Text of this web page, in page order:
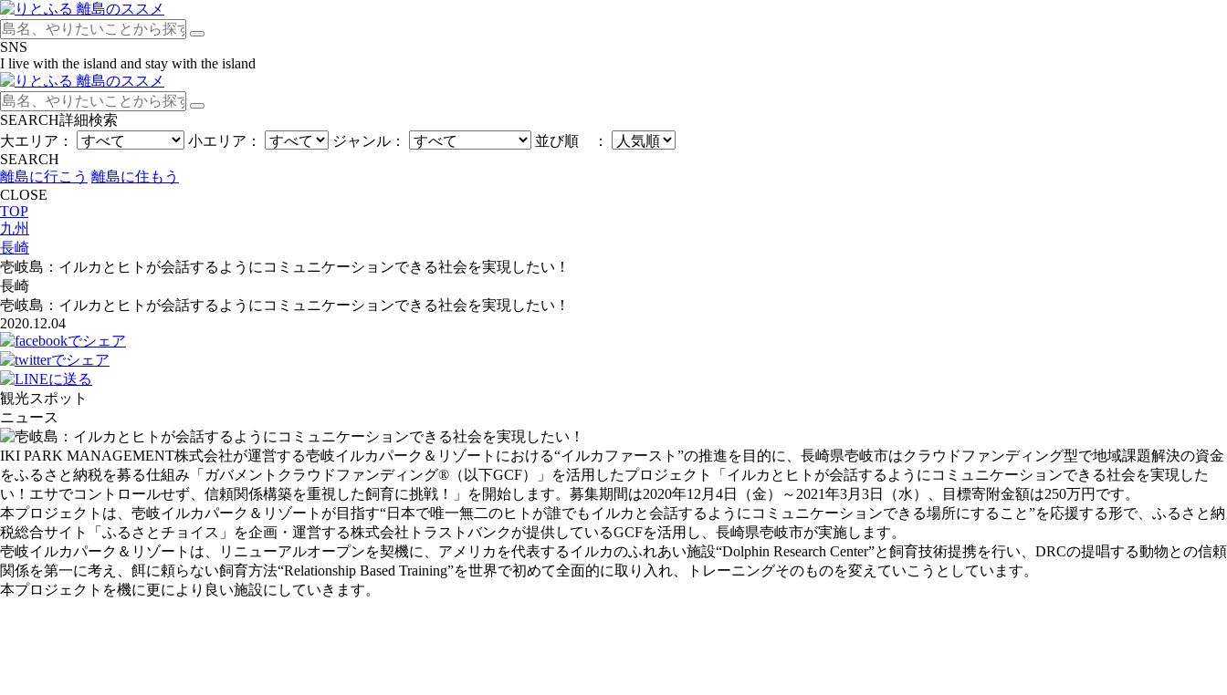
SNS
I live with the island and stay with the island
SEARCH詳細検索
大エリア：
小エリア： ジャンル：
並び順 ：
SEARCH
離島に行こう 離島に住もう
CLOSE
TOP
九州
長崎
壱岐島：イルカとヒトが会話するようにコミュニケーションできる社会を実現したい！
長崎
壱岐島：イルカとヒトが会話するようにコミュニケーションできる社会を実現したい！
2020.12.04
観光スポット
ニュース
IKI PARK MANAGEMENT株式会社が運営する壱岐イルカパーク＆リゾートにおける“イルカファースト”の推進を目的に、長崎県壱岐市はクラウドファンディング型で地域課題解決の資金
をふるさと納税を募る仕組み「ガバメントクラウドファンディング®（以下GCF）」を活用したプロジェクト「イルカとヒトが会話するようにコミュニケーションできる社会を実現した
い！エサでコントロールせず、信頼関係構築を重視した飼育に挑戦！」を開始します。募集期間は2020年12月4日（金）～2021年3月3日（水）、目標寄附金額は250万円です。
本プロジェクトは、壱岐イルカパーク＆リゾートが目指す“日本で唯一無二のヒトが誰でもイルカと会話するようにコミュニケーションできる場所にすること”を応援する形で、ふるさと納
税総合サイト「ふるさとチョイス」を企画・運営する株式会社トラストバンクが提供しているGCFを活用し、長崎県壱岐市が実施します。
壱岐イルカパーク＆リゾートは、リニューアルオープンを契機に、アメリカを代表するイルカのふれあい施設“Dolphin Research Center”と飼育技術提携を行い、DRCの提唱する動物との信頼
関係を第一に考え、餌に頼らない飼育方法“Relationship Based Training”を世界で初めて全面的に取り入れ、トレーニングそのものを変えていこうとしています。
本プロジェクトを機に更により良い施設にしていきます。